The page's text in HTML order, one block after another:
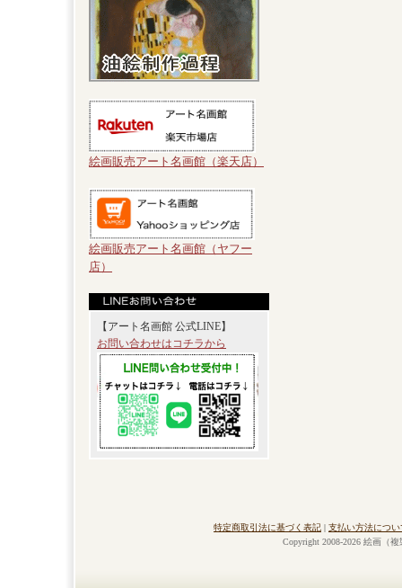
絵画販売アート名画館（楽天店）
絵画販売アート名画館（ヤフー
店）
【アート名画館 公式LINE】
お問い合わせはコチラから
特定商取引法に基づく表記 | 支払い方法につい
Copyright 2008-2026 絵画（